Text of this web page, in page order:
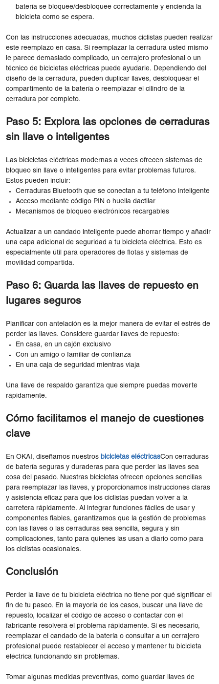
batería se bloquee/desbloquee correctamente y encienda la
bicicleta como se espera.
Con las instrucciones adecuadas, muchos ciclistas pueden realizar
este reemplazo en casa. Si reemplazar la cerradura usted mismo
le parece demasiado complicado, un cerrajero profesional o un
técnico de bicicletas eléctricas puede ayudarle. Dependiendo del
diseño de la cerradura, pueden duplicar llaves, desbloquear el
compartimento de la batería o reemplazar el cilindro de la
cerradura por completo.
Paso 5: Explora las opciones de cerraduras
sin llave o inteligentes
Las bicicletas eléctricas modernas a veces ofrecen sistemas de
bloqueo sin llave o inteligentes para evitar problemas futuros.
Estos pueden incluir:
Cerraduras Bluetooth que se conectan a tu teléfono inteligente
Acceso mediante código PIN o huella dactilar
Mecanismos de bloqueo electrónicos recargables
Actualizar a un candado inteligente puede ahorrar tiempo y añadir
una capa adicional de seguridad a tu bicicleta eléctrica. Esto es
especialmente útil para operadores de flotas y sistemas de
movilidad compartida.
Paso 6: Guarda las llaves de repuesto en
lugares seguros
Planificar con antelación es la mejor manera de evitar el estrés de
perder las llaves. Considere guardar llaves de repuesto:
En casa, en un cajón exclusivo
Con un amigo o familiar de confianza
En una caja de seguridad mientras viaja
Una llave de respaldo garantiza que siempre puedas moverte
rápidamente.
Cómo facilitamos el manejo de cuestiones
clave
En OKAI, diseñamos nuestros bicicletas eléctricasCon cerraduras
de batería seguras y duraderas para que perder las llaves sea
cosa del pasado. Nuestras bicicletas ofrecen opciones sencillas
para reemplazar las llaves, y proporcionamos instrucciones claras
y asistencia eficaz para que los ciclistas puedan volver a la
carretera rápidamente. Al integrar funciones fáciles de usar y
componentes fiables, garantizamos que la gestión de problemas
con las llaves o las cerraduras sea sencilla, segura y sin
complicaciones, tanto para quienes las usan a diario como para
los ciclistas ocasionales.
Conclusión
Perder la llave de tu bicicleta eléctrica no tiene por qué significar el
fin de tu paseo. En la mayoría de los casos, buscar una llave de
repuesto, localizar el código de acceso o contactar con el
fabricante resolverá el problema rápidamente. Si es necesario,
reemplazar el candado de la batería o consultar a un cerrajero
profesional puede restablecer el acceso y mantener tu bicicleta
eléctrica funcionando sin problemas.
Tomar algunas medidas preventivas, como guardar llaves de